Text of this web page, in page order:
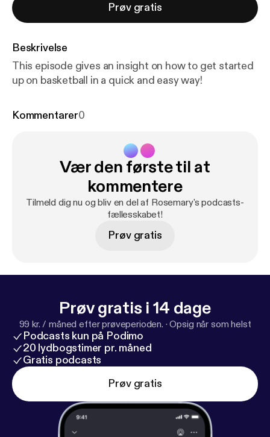
Prøv gratis
Beskrivelse
This episode gives an insight on how to get started
up on basketball in a quick and easy way!
Kommentarer0
Vær den første til at
kommentere
Tilmeld dig nu og bliv en del af Rosemary's podcasts-
fællesskabet!
Prøv gratis
Prøv gratis i 14 dage
99 kr. / måned efter prøveperioden. ·Opsig når som helst
Podcasts kun på Podimo
20 lydbogstimer pr. måned
Gratis podcasts
Prøv gratis